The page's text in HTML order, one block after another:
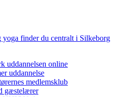
uddannelsen online
uddannelse
medlemsklub
gæstelærer